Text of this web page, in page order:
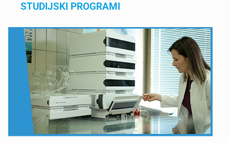
STUDIJSKI PROGRAMI